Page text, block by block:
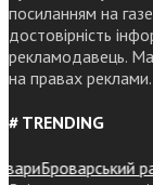
посиланням на
достовірність
рекламодавець.
на правах реклами.
# TRENDING
Броварський